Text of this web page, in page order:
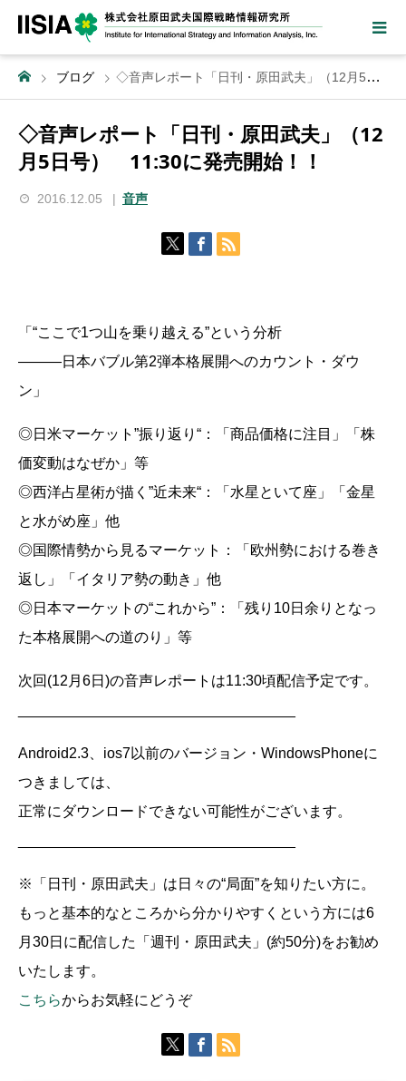
ブログ ◇音声レポート「日刊・原田武夫」（12月5日号） 11:30に発売開始！！
◇音声レポート「日刊・原田武夫」（12
月5日号） 11:30に発売開始！！
2016.12.05 音声
「“ここで1つ山を乗り越える”という分析
―――日本バブル第2弾本格展開へのカウント・ダウ
ン」
◎日米マーケット”振り返り“：「商品価格に注目」「株
価変動はなぜか」等
◎西洋占星術が描く”近未来“：「水星といて座」「金星
と水がめ座」他
◎国際情勢から見るマーケット：「欧州勢における巻き
返し」「イタリア勢の動き」他
◎日本マーケットの“これから”：「残り10日余りとなっ
た本格展開への道のり」等
次回(12月6日)の音声レポートは11:30頃配信予定です。
Android2.3、ios7以前のバージョン・WindowsPhoneに
つきましては、
正常にダウンロードできない可能性がございます。
※「日刊・原田武夫」は日々の“局面”を知りたい方に。
もっと基本的なところから分かりやすくという方には6
月30日に配信した「週刊・原田武夫」(約50分)をお勧め
いたします。
こちらからお気軽にどうぞ